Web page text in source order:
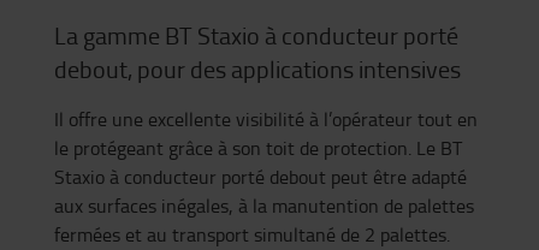
La gamme BT Staxio à conducteur porté
debout, pour des applications intensives
Il offre une excellente visibilité à l’opérateur tout en
le protégeant grâce à son toit de protection. Le BT
Staxio à conducteur porté debout peut être adapté
aux surfaces inégales, à la manutention de palettes
fermées et au transport simultané de 2 palettes.